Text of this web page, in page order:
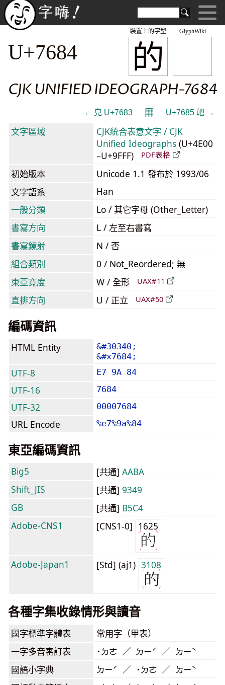
GlyphWiki
的
裝置上的字型
U+7684
CJK UNIFIED IDEOGRAPH-7684
← 皃 U+7683 𝄜 U+7685 皅 →
文字區域
CJK統合表意文字 / CJK
Unified Ideographs (U+4E00
–U+9FFF)
PDF表格
初始版本
Unicode 1.1 發布於 1993/06
文字語系
Han
一般分類
Lo / 其它字母 (Other_Letter)
書寫方向
L / 左至右書寫
書寫鏡射
N / 否
組合類別
0 / Not_Reordered; 無
東亞寬度
W / 全形 UAX#11
直排方向 U / 正立 UAX#50
編碼資訊
HTML Entity
&#30340;
&#x7684;
UTF-8 E7 9A 84
UTF-16 7684
UTF-32 00007684
URL Encode %e7%9a%84
東亞編碼資訊
Big5 [共通] AABA
Shift_JIS
[共通] 9349
GB
[共通] B5C4
Adobe-CNS1
[CNS1-0] 1625
Adobe-Japan1 [Std] (aj1) 3108
各種字集收錄情形與讀音
國字標準字體表 常用字（甲表）
一字多音審訂表 ˙ㄉㄜ ／ ㄉㄧˊ ／ ㄉㄧˋ
國語小字典 ㄉㄧˊ ／ ˙ㄉㄜ ／ ㄉㄧˋ